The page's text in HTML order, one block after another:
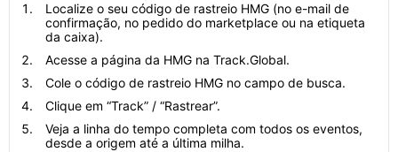
Localize o seu código de rastreio HMG (no e-mail de
confirmação, no pedido do marketplace ou na etiqueta
da caixa).
Acesse a página da HMG na Track.Global.
Cole o código de rastreio HMG no campo de busca.
Clique em “Track” / “Rastrear”.
Veja a linha do tempo completa com todos os eventos,
desde a origem até a última milha.